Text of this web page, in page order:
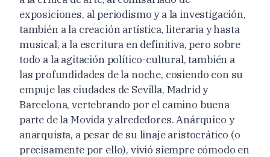
exposiciones, al periodismo y a la investigación,
también a la creación artística, literaria y hasta
musical, a la escritura en definitiva, pero sobre
todo a la agitación político-cultural, también a
las profundidades de la noche, cosiendo con su
empuje las ciudades de Sevilla, Madrid y
Barcelona, vertebrando por el camino buena
parte de la Movida y alrededores. Anárquico y
anarquista, a pesar de su linaje aristocrático (o
precisamente por ello), vivió siempre cómodo en